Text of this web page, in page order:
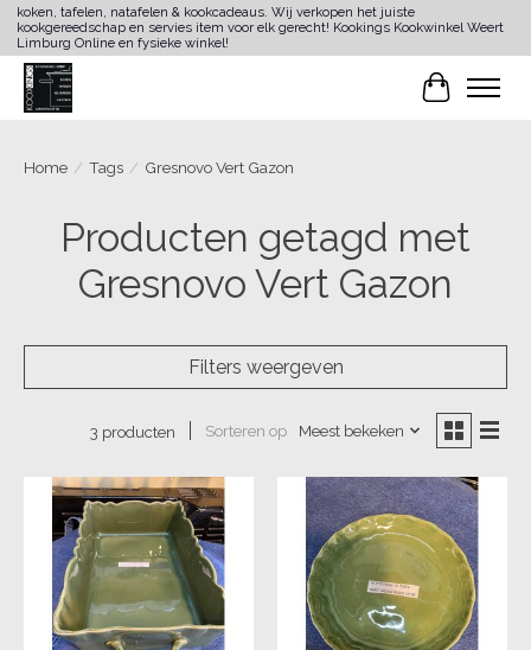
koken, tafelen, natafelen & kookcadeaus. Wij verkopen het juiste
kookgereedschap en servies item voor elk gerecht! Kookings Kookwinkel Weert
Limburg Online en fysieke winkel!
Home / Tags / Gresnovo Vert Gazon
Producten getagd met
Gresnovo Vert Gazon
Filters weergeven
3 producten Sorteren op Meest bekeken